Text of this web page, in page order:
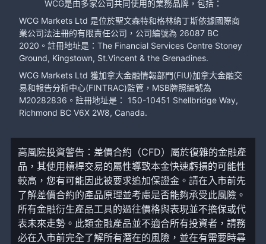
WCG是由多家公司共同使用的業務品牌，包括：
WCG Markets Ltd 是位於聖文森特和格林納丁斯依據國際商
業公司法注冊的有限責任公司，公司編號為 26087 BC
2020。註冊地址是：The Financial Services Centre Stoney
Ground, Kingstown, St.Vincent & the Grenadines.
WCG Markets Ltd 獲加拿大金融情報部門(FIU)加拿大金融交
易和報告分析中心(FINTRAC)監管，MSB牌照編號為
M20282836。註冊地址是： 150-10451 Shellbridge Way,
Richmond BC V6X 2W8, Canada.
高風險投資警告：差價合約（CFD）屬於復雜的金融產
品，其使用槓桿交易的屬性導致本金快速虧損的可能性
較高，您有可能因此被要求追加保證金。請在入市前先
了解差價合約的產品原理並考慮是否能夠承受此風險。
所有金融衍生產品工具的過往價格與表現並不擔保或代
表未來走勢。此類金融產品並不適合所有投資者，請務
必在入市前完全了解所有潛在的風險，並在有需要時尋